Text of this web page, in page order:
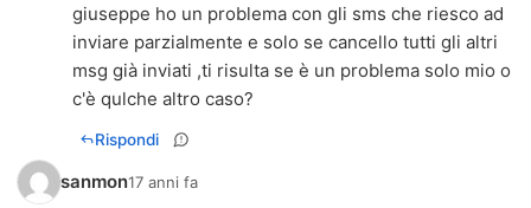
giuseppe ho un problema con gli sms che riesco ad
inviare parzialmente e solo se cancello tutti gli altri
msg già inviati ,ti risulta se è un problema solo mio o
c'è qulche altro caso?
Rispondi
sanmon17 anni fa